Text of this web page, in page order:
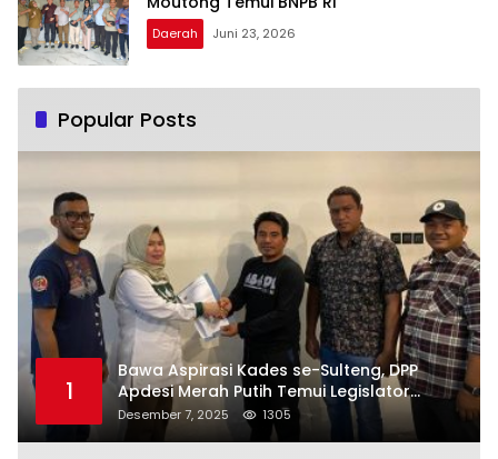
Daerah Juni 23, 2026
Popular Posts
1
Bawa Aspirasi Kades se-Sulteng, DPP
Apdesi Merah Putih Temui Legislator
Provinsi
Desember 7, 2025 1305